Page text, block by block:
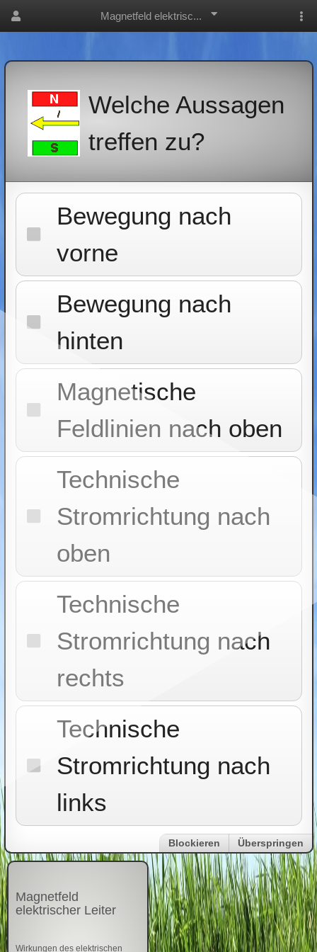
Magnetfeld elektrisc...
Welche Aussagen
treffen zu?
Bewegung nach
vorne
Bewegung nach
hinten
Magnetische
Feldlinien nach oben
Technische
Stromrichtung nach
oben
Technische
Stromrichtung nach
rechts
Technische
Stromrichtung nach
links
Blockieren Überspringen
Magnetfeld
elektrischer Leiter
Wirkungen des elektrischen